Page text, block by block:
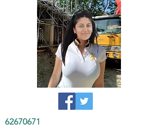
62670671